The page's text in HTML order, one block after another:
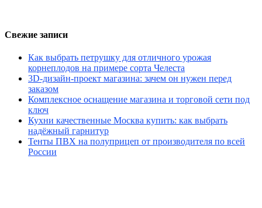
Свежие записи
Как выбрать петрушку для отличного урожая
корнеплодов на примере сорта Челеста
3D-дизайн-проект магазина: зачем он нужен перед
заказом
Комплексное оснащение магазина и торговой сети под
ключ
Кухни качественные Москва купить: как выбрать
надёжный гарнитур
Тенты ПВХ на полуприцеп от производителя по всей
России